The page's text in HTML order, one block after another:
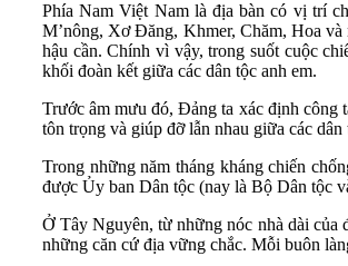
Phía Nam Việt Nam là địa bàn có vị trí
M’nông, Xơ Đăng, Khmer, Chăm, Hoa
hậu cần. Chính vì vậy, trong suốt cuộc
khối đoàn kết giữa các dân tộc anh em.
Trước âm mưu đó, Đảng ta xác định công
tôn trọng và giúp đỡ lẫn nhau giữa các
Trong những năm tháng kháng chiến
được Ủy ban Dân tộc (nay là Bộ Dân tộc
Ở Tây Nguyên, từ những nóc nhà dài của
những căn cứ địa vững chắc. Mỗi buôn